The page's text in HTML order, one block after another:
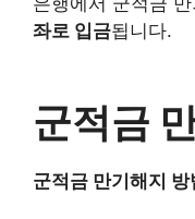
좌로 입금됩니다.
군적금
군적금 만기해지 방